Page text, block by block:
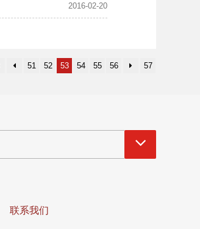
2016-02-20
51 52 53 54 55 56 57
联系我们